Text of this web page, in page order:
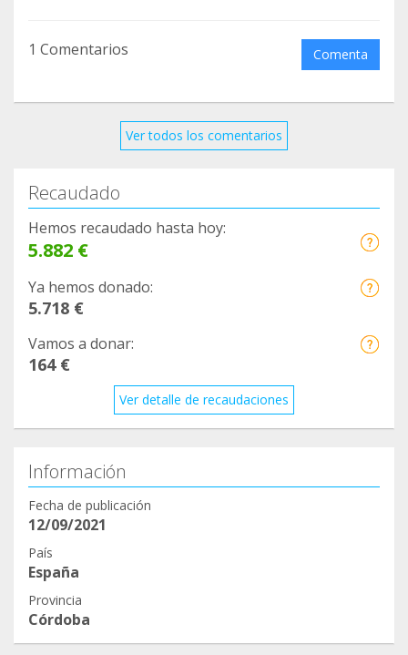
1 Comentarios Comenta
Ver todos los comentarios
Recaudado
Hemos recaudado hasta hoy:
5.882 €
Ya hemos donado:
5.718 €
Vamos a donar:
164 €
Ver detalle de recaudaciones
Información
Fecha de publicación
12/09/2021
País
España
Provincia
Córdoba